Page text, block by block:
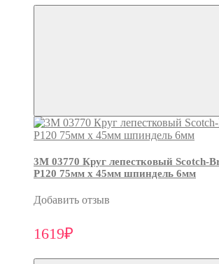
3М 03770 Круг лепестковый Scotch-
P120 75мм х 45мм шпиндель 6мм
Добавить отзыв
1619₽